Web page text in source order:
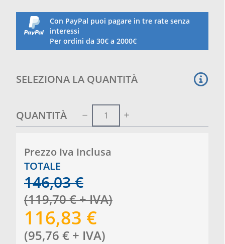
Corredata di due maniglieper facilitare il trasporto
e la posa.
Con PayPal puoi pagare in tre rate senza
interessi
Per ordini da 30€ a 2000€
SELEZIONA LA QUANTITÀ
QUANTITÀ
Prezzo Iva Inclusa
TOTALE
146,03 €
(119,70€+ IVA)
116,83 €
(95,76 € + IVA)